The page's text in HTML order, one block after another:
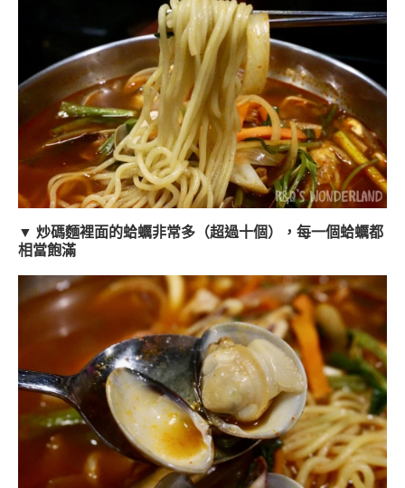
▼ 炒碼麵裡面的蛤蠣非常多（超過十個），每一個蛤蠣都
相當飽滿